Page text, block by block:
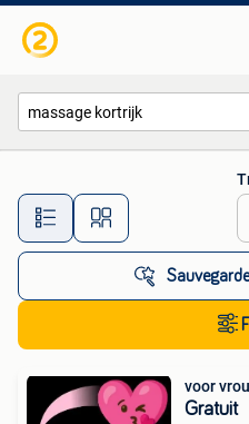
Toutes
voor
Gratuit